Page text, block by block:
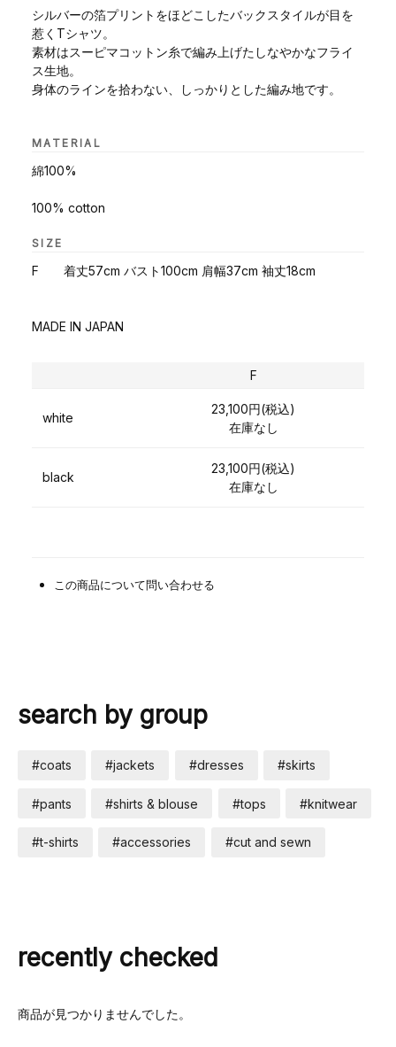
シルバーの箔プリントをほどこしたバックスタイルが目を
惹くTシャツ。
素材はスーピマコットン糸で編み上げたしなやかなフライ
ス生地。
身体のラインを拾わない、しっかりとした編み地です。
MATERIAL
綿100%
100% cotton
SIZE
F 着丈57cm バスト100cm 肩幅37cm 袖丈18cm
MADE IN JAPAN
F
white
23,100円(税込)
在庫なし
black
23,100円(税込)
在庫なし
この商品について問い合わせる
search by group
#coats #jackets #dresses #skirts
#pants #shirts & blouse #tops #knitwear
#t-shirts #accessories #cut and sewn
recently checked
商品が見つかりませんでした。